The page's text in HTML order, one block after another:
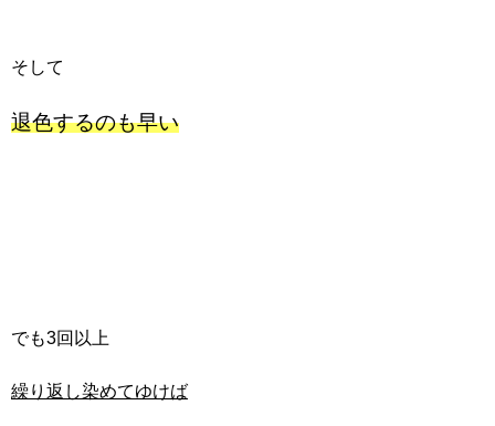
そして
退色するのも早い
でも3回以上
繰り返し染めてゆけば